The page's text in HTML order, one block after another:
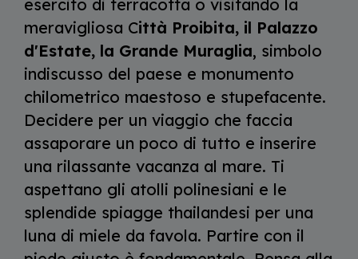
esercito di terracotta o visitando la
meravigliosa Città Proibita, il Palazzo
d'Estate, la Grande Muraglia, simbolo
indiscusso del paese e monumento
chilometrico maestoso e stupefacente.
Decidere per un viaggio che faccia
assaporare un poco di tutto e inserire
una rilassante vacanza al mare. Ti
aspettano gli atolli polinesiani e le
splendide spiagge thailandesi per una
luna di miele da favola. Partire con il